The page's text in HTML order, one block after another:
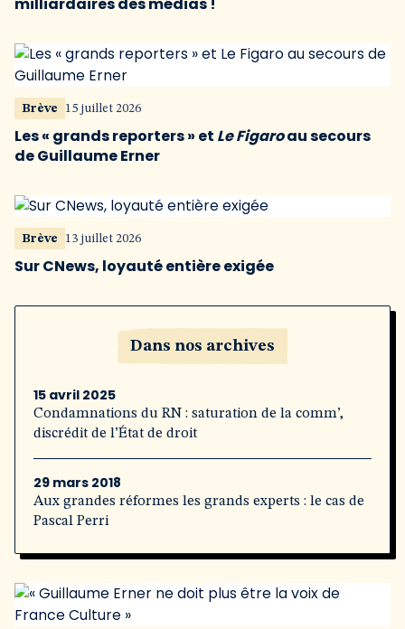
Brève 15 juillet 2026
Les « grands reporters » et Le Figaroau secours
de Guillaume Erner
Brève 13 juillet 2026
Sur CNews, loyauté entière exigée
Dans nos archives
15 avril 2025
Condamnations du RN : saturation de la comm’,
discrédit de l’État de droit
29 mars 2018
Aux grandes réformes les grands experts : le cas de
Pascal Perri